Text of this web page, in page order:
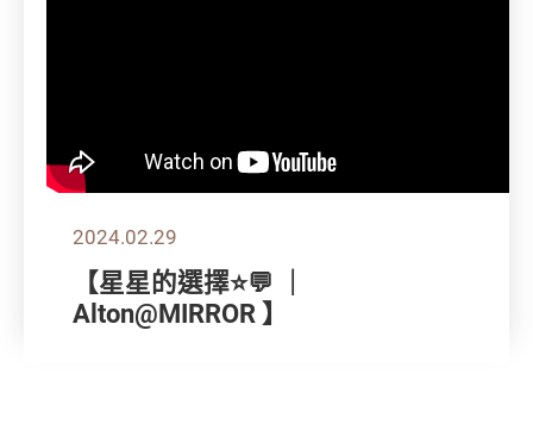
2024.02.29
【星星的選擇⭐💬 ｜
Alton@MIRROR 】